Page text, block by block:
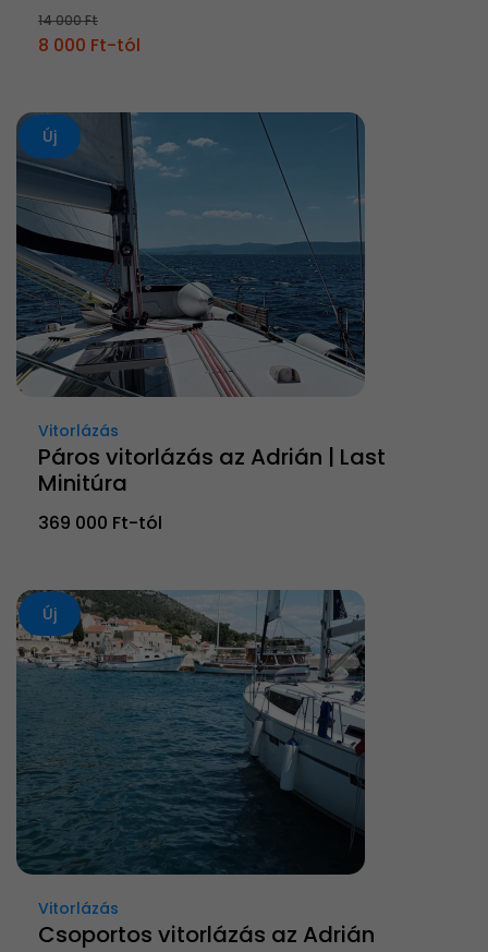
14 000 Ft
8 000 Ft-tól
Új
Vitorlázás
Páros vitorlázás az Adrián | Last
Minitúra
369 000 Ft-tól
Új
Vitorlázás
Csoportos vitorlázás az Adrián